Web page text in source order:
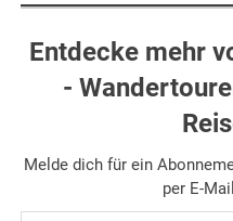
Entdecke mehr
-
Melde dich für ein
per E-
Gib deine E-Mail-Adresse ein ...